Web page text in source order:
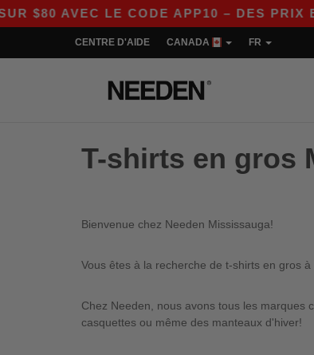
AVEC LE CODE APP10 – DES PRIX
CENTRE D'AIDE CANADA FR
T-shirts en gros
Bienvenue chez Needen Mississauga!
Vous êtes à la recherche de t-shirts en gros
Chez Needen, nous avons tous les marques
casquettes ou même des manteaux d'hiver!